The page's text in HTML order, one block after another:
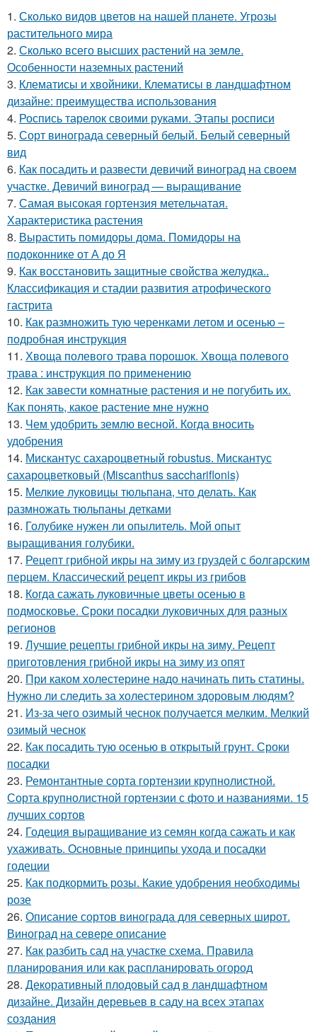
1. Сколько видов цветов на нашей планете. Угрозы
растительного мира
2. Сколько всего высших растений на земле.
Особенности наземных растений
3. Клематисы и хвойники. Клематисы в ландшафтном
дизайне: преимущества использования
4. Роспись тарелок своими руками. Этапы росписи
5. Сорт винограда северный белый. Белый северный
вид
6. Как посадить и развести девичий виноград на своем
участке. Девичий виноград — выращивание
7. Самая высокая гортензия метельчатая.
Характеристика растения
8. Вырастить помидоры дома. Помидоры на
подоконнике от А до Я
9. Как восстановить защитные свойства желудка..
Классификация и стадии развития атрофического
гастрита
10. Как размножить тую черенками летом и осенью –
подробная инструкция
11. Хвоща полевого трава порошок. Хвоща полевого
трава : инструкция по применению
12. Как завести комнатные растения и не погубить их.
Как понять, какое растение мне нужно
13. Чем удобрить землю весной. Когда вносить
удобрения
14. Мискантус сахароцветный robustus. Мискантус
сахароцветковый (Miscanthus sacchariflonis)
15. Мелкие луковицы тюльпана, что делать. Как
размножать тюльпаны детками
16. Голубике нужен ли опылитель. Мой опыт
выращивания голубики.
17. Рецепт грибной икры на зиму из груздей с болгарским
перцем. Классический рецепт икры из грибов
18. Когда сажать луковичные цветы осенью в
подмосковье. Сроки посадки луковичных для разных
регионов
19. Лучшие рецепты грибной икры на зиму. Рецепт
приготовления грибной икры на зиму из опят
20. При каком холестерине надо начинать пить статины.
Нужно ли следить за холестерином здоровым людям?
21. Из-за чего озимый чеснок получается мелким. Мелкий
озимый чеснок
22. Как посадить тую осенью в открытый грунт. Сроки
посадки
23. Ремонтантные сорта гортензии крупнолистной.
Сорта крупнолистной гортензии с фото и названиями. 15
лучших сортов
24. Годеция выращивание из семян когда сажать и как
ухаживать. Основные принципы ухода и посадки
годеции
25. Как подкормить розы. Какие удобрения необходимы
розе
26. Описание сортов винограда для северных широт.
Виноград на севере описание
27. Как разбить сад на участке схема. Правила
планирования или как распланировать огород
28. Декоративный плодовый сад в ландшафтном
дизайне. Дизайн деревьев в саду на всех этапах
создания